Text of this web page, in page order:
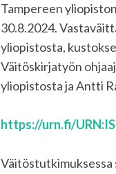
Tampereen
30.8.2024.
yliopistosta,
Väitöskirjatyön
yliopistosta ja Antti
https://urn.fi/